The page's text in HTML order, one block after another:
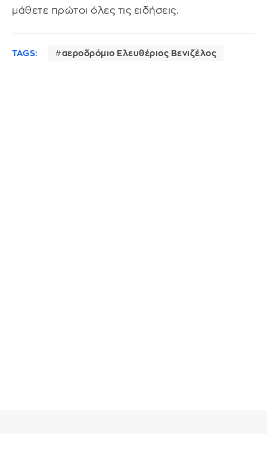
μάθετε πρώτοι όλες τις ειδήσεις.
TAGS: αεροδρόμιο Ελευθέριος Βενιζέλος